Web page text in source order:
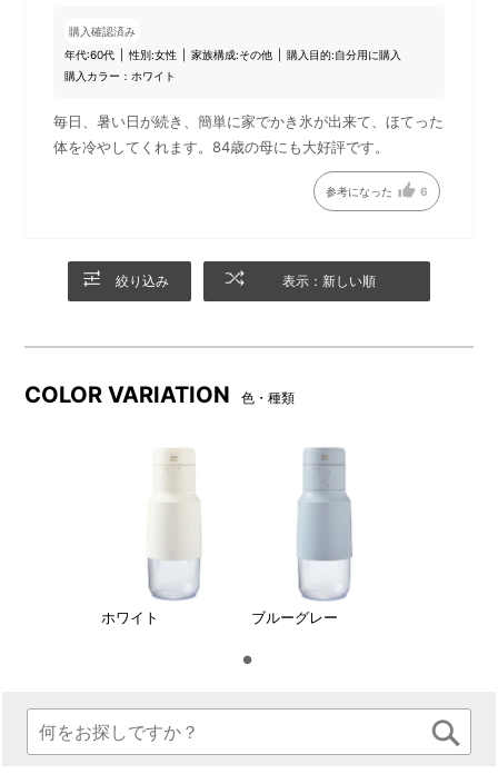
本体と保護キャップの取り付
（ジューサーとしてご使用
本体と保護キャップの取り付
（かき氷機としてご使用時）
本体に氷カバーをセットした
ジューサーで作った生ジュー
購入確認済み
年代:60代 性別:女性 家族構成:その他 購入目的:自分用に購入
購入カラー：ホワイト
毎日、暑い日が続き、簡単に家でかき氷が出来て、ほてった
体を冷やしてくれます。84歳の母にも大好評です。
参考になった 6
絞り込み 表示：新しい順
COLOR VARIATION 色・種類
ホワイト ブルーグレー